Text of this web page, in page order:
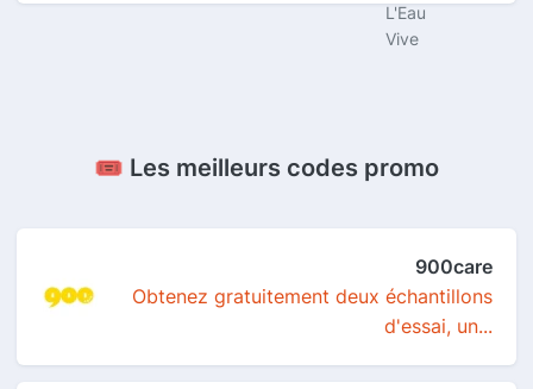
🎟️ Les meilleurs codes promo
900care
Obtenez gratuitement deux échantillons
d'essai, un...